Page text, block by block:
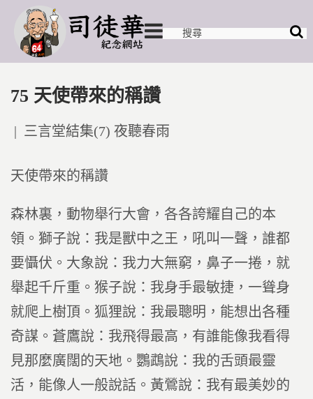
75 天使帶來的稱讚
Posted
三言堂結集(7) 夜聽春雨
天使帶來的稱讚
森林裏，動物舉行大會，各各誇耀自己的本
領。獅子說：我是獸中之王，吼叫一聲，誰都
要懾伏。大象說：我力大無窮，鼻子一捲，就
舉起千斤重。猴子說：我身手最敏捷，一聳身
就爬上樹頂。狐狸說：我最聰明，能想出各種
奇謀。蒼鷹說：我飛得最高，有誰能像我看得
見那麼廣闊的天地。鸚鵡說：我的舌頭最靈
活，能像人一般說話。黃鶯說：我有最美妙的